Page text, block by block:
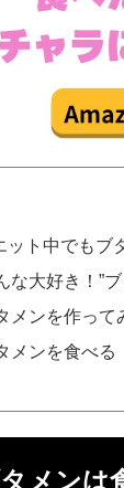
ット中でもブ
な大好き！”
メンを作って
メンを食べる
メンは